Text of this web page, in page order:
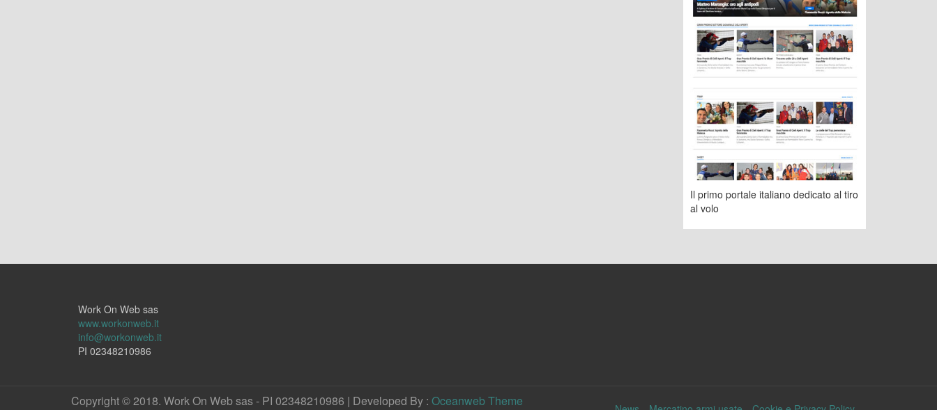
Il primo portale italiano dedicato al tiro
al volo
Work On Web sas
www.workonweb.it
info@workonweb.it
PI 02348210986
Copyright © 2018. Work On Web sas - PI 02348210986 | Developed By : Oceanweb Theme